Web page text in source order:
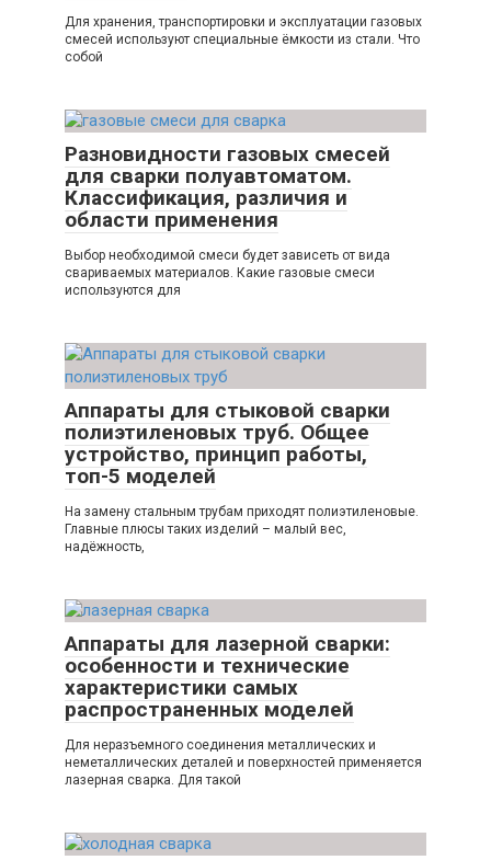
Для хранения, транспортировки и эксплуатации газовых
смесей используют специальные ёмкости из стали. Что
собой
Разновидности газовых смесей
для сварки полуавтоматом.
Классификация, различия и
области применения
Выбор необходимой смеси будет зависеть от вида
свариваемых материалов. Какие газовые смеси
используются для
Аппараты для стыковой сварки
полиэтиленовых труб. Общее
устройство, принцип работы,
топ-5 моделей
На замену стальным трубам приходят полиэтиленовые.
Главные плюсы таких изделий – малый вес,
надёжность,
Аппараты для лазерной сварки:
особенности и технические
характеристики самых
распространенных моделей
Для неразъемного соединения металлических и
неметаллических деталей и поверхностей применяется
лазерная сварка. Для такой